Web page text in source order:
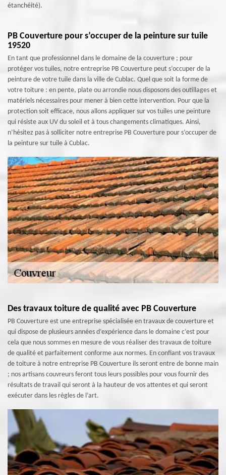
étanchéité).
PB Couverture pour s’occuper de la peinture sur tuile
19520
En tant que professionnel dans le domaine de la couverture ; pour
protéger vos tuiles, notre entreprise PB Couverture peut s’occuper de la
peinture de votre tuile dans la ville de Cublac. Quel que soit la forme de
votre toiture : en pente, plate ou arrondie nous disposons des outillages et
matériels nécessaires pour mener à bien cette intervention. Pour que la
protection soit efficace, nous allons appliquer sur vos tuiles une peinture
qui résiste aux UV du soleil et à tous changements climatiques. Ainsi,
n’hésitez pas à solliciter notre entreprise PB Couverture pour s’occuper de
la peinture sur tuile à Cublac.
Des travaux toiture de qualité avec PB Couverture
PB Couverture est une entreprise spécialisée en travaux de couverture et
qui dispose de plusieurs années d’expérience dans le domaine c’est pour
cela que nous sommes en mesure de vous réaliser des travaux de toiture
de qualité et parfaitement conforme aux normes. En confiant vos travaux
de toiture à notre entreprise PB Couverture ils seront entre de bonne main
; nos artisans couvreurs feront tous leurs possibles pour vous fournir des
résultats de travail qui seront à la hauteur de vos attentes et qui seront
exécuter dans les règles de l’art.